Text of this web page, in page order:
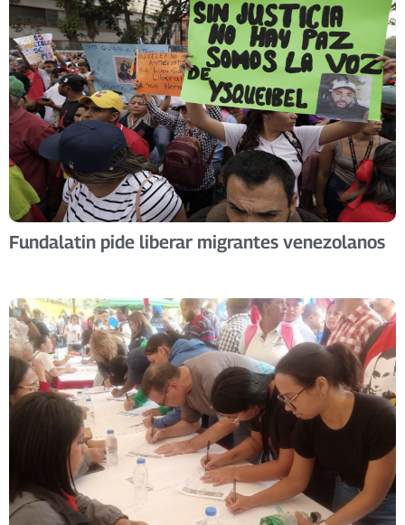
Fundalatin pide liberar migrantes venezolanos